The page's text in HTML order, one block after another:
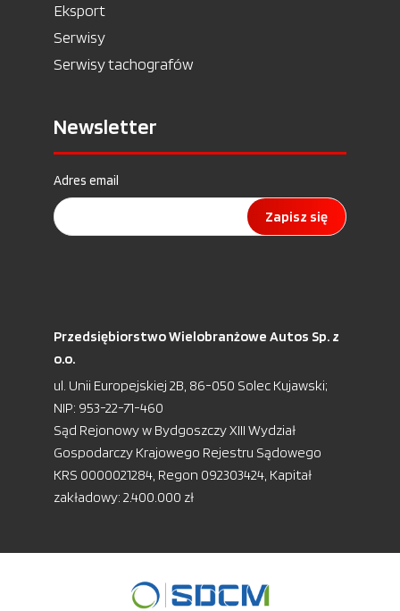
Eksport
Serwisy
Serwisy tachografów
Newsletter
Adres email
Zapisz się
Przedsiębiorstwo Wielobranżowe Autos Sp. z
o.o.
ul. Unii Europejskiej 2B, 86-050 Solec Kujawski;
NIP: 953-22-71-460
Sąd Rejonowy w Bydgoszczy XIII Wydział
Gospodarczy Krajowego Rejestru Sądowego
KRS 0000021284, Regon 092303424, Kapitał
zakładowy: 2.400.000 zł